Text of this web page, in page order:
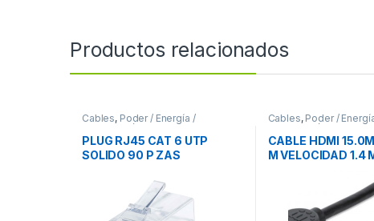
Productos relacionados
Cables, Poder / Energía /
Alimentación
PLUG RJ45 CAT 6 UTP
SOLIDO 90 P ZAS
Cables, Poder /
Alimentación
CABLE HDMI
M VELOCIDAD 1.4
TV PROYECTOR
PROYECTOR